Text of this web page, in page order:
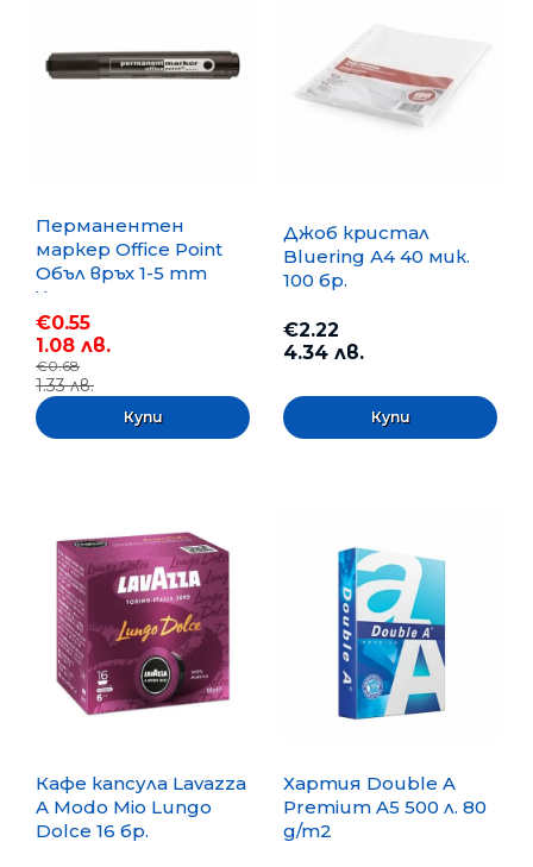
Перманентен
маркер Office Point
Объл връх 1-5 mm
Черен
€0.55
1.08 лв.
€0.68
1.33 лв.
Джоб кристал
Bluering А4 40 мик.
100 бр.
€2.22
4.34 лв.
Кафе капсула Lavazza
A Modo Mio Lungo
Dolce 16 бр.
Хартия Double A
Premium A5 500 л. 80
g/m2